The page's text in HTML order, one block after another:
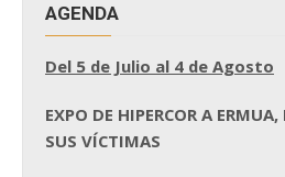
AGENDA
Del 5 de Julio al 4 de Agosto
EXPO DE HIPERCOR A
SUS VÍCTIMAS